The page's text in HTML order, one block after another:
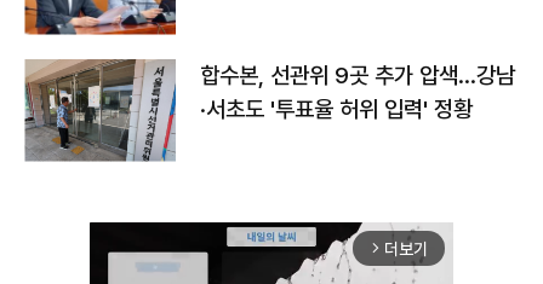
합수본, 선관위 9곳 추가 압색…강남
·서초도 '투표율 허위 입력' 정황
arrow_forward_ios 더보기